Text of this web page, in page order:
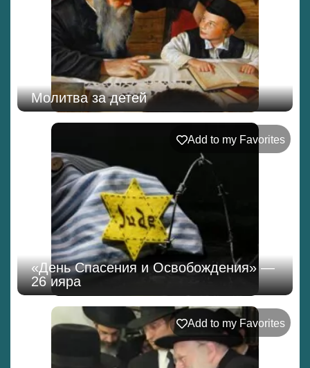
Молитва за детей
Add to my Favorites
«День Спасения и Освобождения» —
26 ияра
Add to my Favorites